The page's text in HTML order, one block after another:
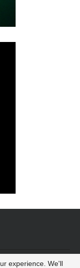
Reserved
experience. We'll